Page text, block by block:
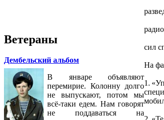
Ветераны
Дембельский альбом
В январе объявляют
перемирие. Колонну долго
не выпускают, потом мы
всё-таки едем. Нам говорят
не поддаваться на
сил
На
1.